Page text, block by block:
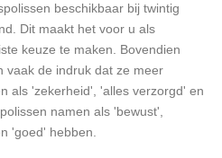
beschikbaar bij twintig
Dit maakt het voor u als
keuze te maken. Bovendien
vaak de indruk dat ze meer
als 'zekerheid', 'alles verzorgd' en
namen als 'bewust',
'goed' hebben.